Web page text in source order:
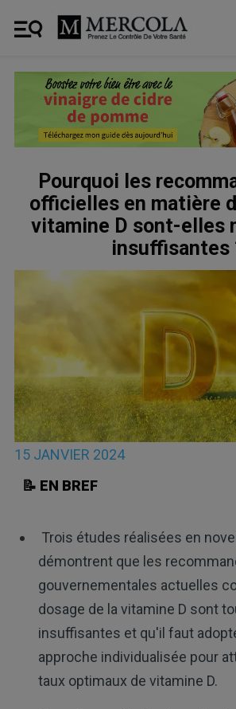
Pourquoi les
officielles en matière
vitamine D sont-elles
insuffisantes
15 JANVIER 2024
📝 EN BREF
Trois études réalisées en
démontrent que les
gouvernementales actuelles
dosage de la vitamine D sont
insuffisantes et qu'il faut
approche individualisée pour
taux optimaux de vitamine D.